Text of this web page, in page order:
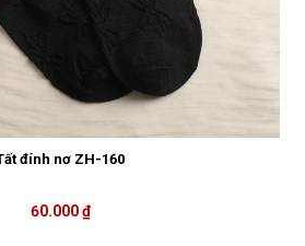
đính nơ ZH-160
60.000 ₫